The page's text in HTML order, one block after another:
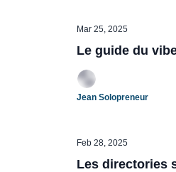
Mar 25, 2025
Le guide du
Jean Solopreneur
Feb 28, 2025
Les directories